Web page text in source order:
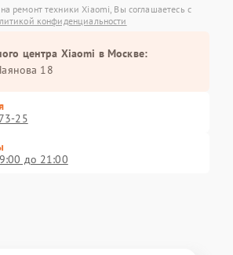
ремонт техники Xiaomi, Вы соглашаетесь с
конфиденциальности
центра Xiaomi в Москве:
18
25
до 21:00